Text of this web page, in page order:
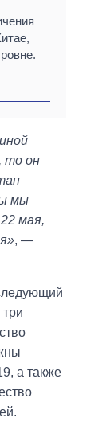
то он
мы
мая,
, —
а также